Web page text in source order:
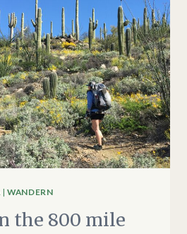
|WANDERN
the 800 mile